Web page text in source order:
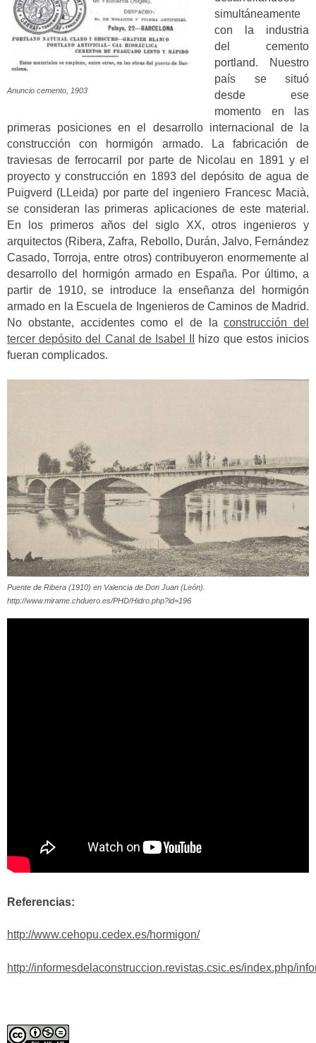
Anuncio cemento, 1903
simultáneamente
con la industria
del cemento
portland. Nuestro
país se situó
desde ese
momento en las
primeras posiciones en el desarrollo internacional de la
construcción con hormigón armado. La fabricación de
traviesas de ferrocarril por parte de Nicolau en 1891 y el
proyecto y construcción en 1893 del depósito de agua de
Puigverd (LLeida) por parte del ingeniero Francesc Macià,
se consideran las primeras aplicaciones de este material.
En los primeros años del siglo XX, otros ingenieros y
arquitectos (Ribera, Zafra, Rebollo, Durán, Jalvo, Fernández
Casado, Torroja, entre otros) contribuyeron enormemente al
desarrollo del hormigón armado en España. Por último, a
partir de 1910, se introduce la enseñanza del hormigón
armado en la Escuela de Ingenieros de Caminos de Madrid.
No obstante, accidentes como el de laconstrucción del
tercer depósito del Canal de Isabel II
hizo que estos inicios
fueran complicados.
Puente de Ribera (1910) en Valencia de Don Juan (León).
http://www.mirame.chduero.es/PHD/Hidro.php?id=196
Referencias:
http://www.cehopu.cedex.es/hormigon/
http://informesdelaconstruccion.revistas.csic.es/index.php/